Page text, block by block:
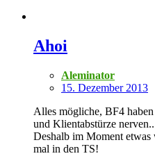
Ahoi
Aleminator
15. Dezember 2013
Alles mögliche, BF4
und Klientabstürze nerven..
Deshalb im Moment etwas
mal in den TS!